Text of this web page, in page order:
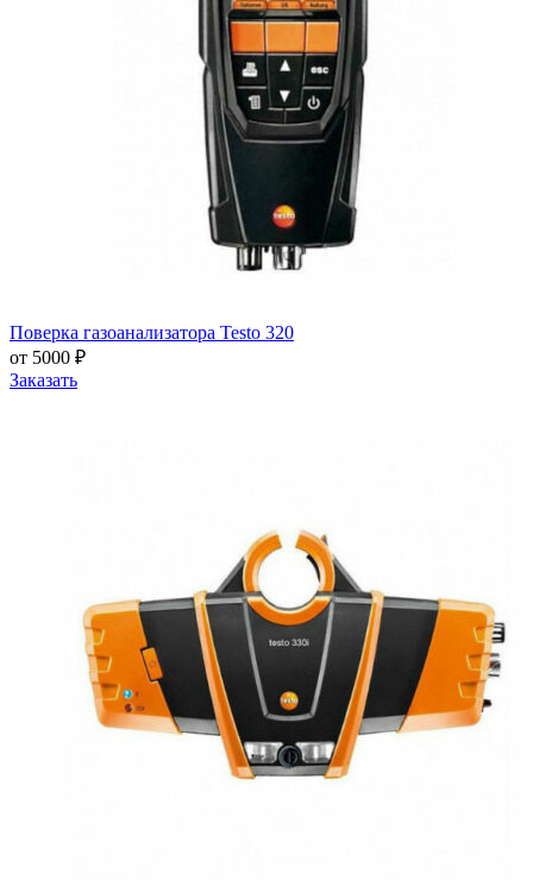
Поверка газоанализатора Testo 320
от 5000 ₽
Заказать